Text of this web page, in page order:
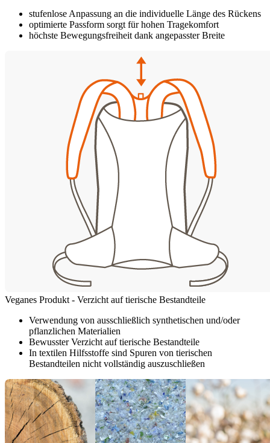
stufenlose Anpassung an die individuelle Länge des Rückens
optimierte Passform sorgt für hohen Tragekomfort
höchste Bewegungsfreiheit dank angepasster Breite
Veganes Produkt - Verzicht auf tierische Bestandteile
Verwendung von ausschließlich synthetischen und/oder
pflanzlichen Materialien
Bewusster Verzicht auf tierische Bestandteile
In textilen Hilfsstoffe sind Spuren von tierischen
Bestandteilen nicht vollständig auszuschließen